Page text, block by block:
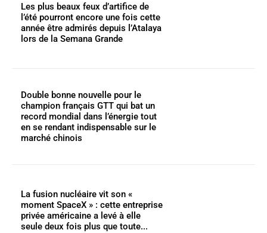
Les plus beaux feux d’artifice de
l’été pourront encore une fois cette
année être admirés depuis l’Atalaya
lors de la Semana Grande
Double bonne nouvelle pour le
champion français GTT qui bat un
record mondial dans l’énergie tout
en se rendant indispensable sur le
marché chinois
La fusion nucléaire vit son «
moment SpaceX » : cette entreprise
privée américaine a levé à elle
seule deux fois plus que toute...